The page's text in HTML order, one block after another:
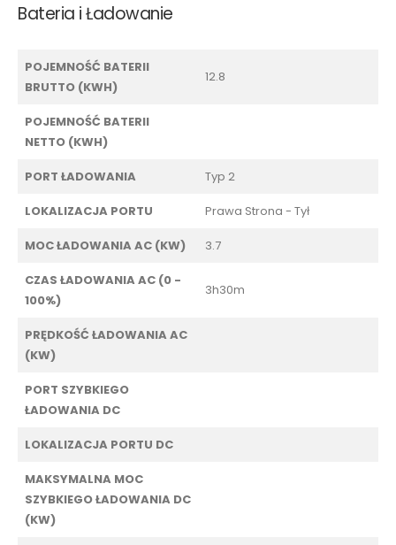
Bateria i Ładowanie
POJEMNOŚĆ BATERII
BRUTTO (KWH)
12.8
POJEMNOŚĆ BATERII
NETTO (KWH)
PORT ŁADOWANIA Typ 2
LOKALIZACJA PORTU Prawa Strona - Tył
MOC ŁADOWANIA AC (KW) 3.7
CZAS ŁADOWANIA AC (0 -
100%)
3h30m
PRĘDKOŚĆ ŁADOWANIA AC
(KW)
PORT SZYBKIEGO
ŁADOWANIA DC
LOKALIZACJA PORTU DC
MAKSYMALNA MOC
SZYBKIEGO ŁADOWANIA DC
(KW)